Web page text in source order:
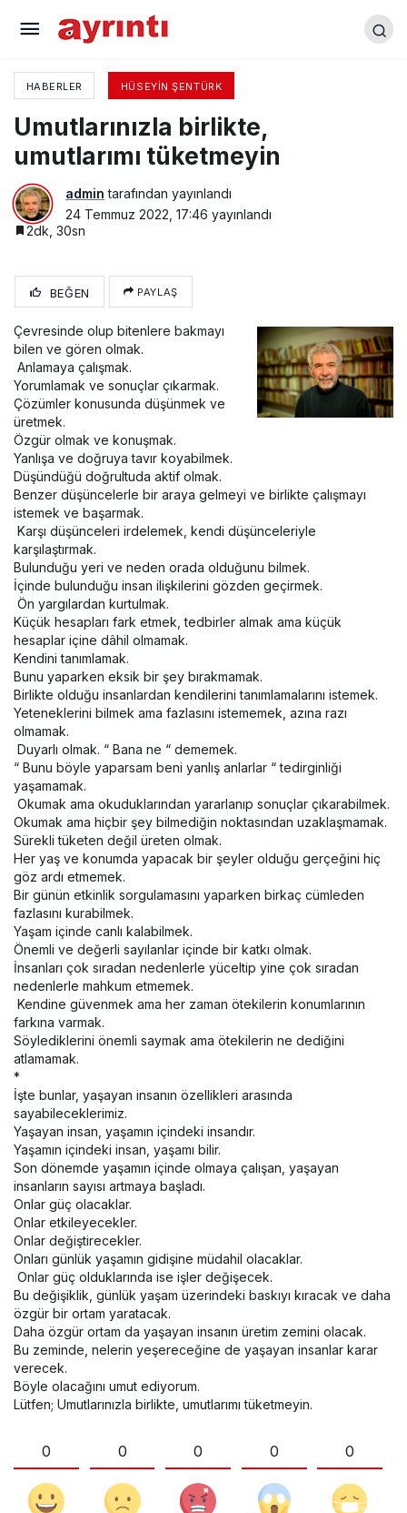
HABERLER HÜSEYIN ŞENTÜRK
Umutlarınızla birlikte,
umutlarımı tüketmeyin
admin tarafından yayınlandı
24 Temmuz 2022, 17:46 yayınlandı
2dk, 30sn
BEĞEN PAYLAŞ
Çevresinde olup bitenlere bakmayı
bilen ve gören olmak.
Anlamaya çalışmak.
Yorumlamak ve sonuçlar çıkarmak.
Çözümler konusunda düşünmek ve
üretmek.
Özgür olmak ve konuşmak.
Yanlışa ve doğruya tavır koyabilmek.
Düşündüğü doğrultuda aktif olmak.
Benzer düşüncelerle bir araya gelmeyi ve birlikte çalışmayı
istemek ve başarmak.
Karşı düşünceleri irdelemek, kendi düşünceleriyle
karşılaştırmak.
Bulunduğu yeri ve neden orada olduğunu bilmek.
İçinde bulunduğu insan ilişkilerini gözden geçirmek.
Ön yargılardan kurtulmak.
Küçük hesapları fark etmek, tedbirler almak ama küçük
hesaplar içine dâhil olmamak.
Kendini tanımlamak.
Bunu yaparken eksik bir şey bırakmamak.
Birlikte olduğu insanlardan kendilerini tanımlamalarını istemek.
Yeteneklerini bilmek ama fazlasını istememek, azına razı
olmamak.
Duyarlı olmak. “ Bana ne “ dememek.
“ Bunu böyle yaparsam beni yanlış anlarlar “ tedirginliği
yaşamamak.
Okumak ama okuduklarından yararlanıp sonuçlar çıkarabilmek.
Okumak ama hiçbir şey bilmediğin noktasından uzaklaşmamak.
Sürekli tüketen değil üreten olmak.
Her yaş ve konumda yapacak bir şeyler olduğu gerçeğini hiç
göz ardı etmemek.
Bir günün etkinlik sorgulamasını yaparken birkaç cümleden
fazlasını kurabilmek.
Yaşam içinde canlı kalabilmek.
Önemli ve değerli sayılanlar içinde bir katkı olmak.
İnsanları çok sıradan nedenlerle yüceltip yine çok sıradan
nedenlerle mahkum etmemek.
Kendine güvenmek ama her zaman ötekilerin konumlarının
farkına varmak.
Söylediklerini önemli saymak ama ötekilerin ne dediğini
atlamamak.
*
İşte bunlar, yaşayan insanın özellikleri arasında
sayabileceklerimiz.
Yaşayan insan, yaşamın içindeki insandır.
Yaşamın içindeki insan, yaşamı bilir.
Son dönemde yaşamın içinde olmaya çalışan, yaşayan
insanların sayısı artmaya başladı.
Onlar güç olacaklar.
Onlar etkileyecekler.
Onlar değiştirecekler.
Onları günlük yaşamın gidişine müdahil olacaklar.
Onlar güç olduklarında ise işler değişecek.
Bu değişiklik, günlük yaşam üzerindeki baskıyı kıracak ve daha
özgür bir ortam yaratacak.
Daha özgür ortam da yaşayan insanın üretim zemini olacak.
Bu zeminde, nelerin yeşereceğine de yaşayan insanlar karar
verecek.
Böyle olacağını umut ediyorum.
Lütfen; Umutlarınızla birlikte, umutlarımı tüketmeyin.
0 0 0 0 0
Mış gibi yaşayanlar